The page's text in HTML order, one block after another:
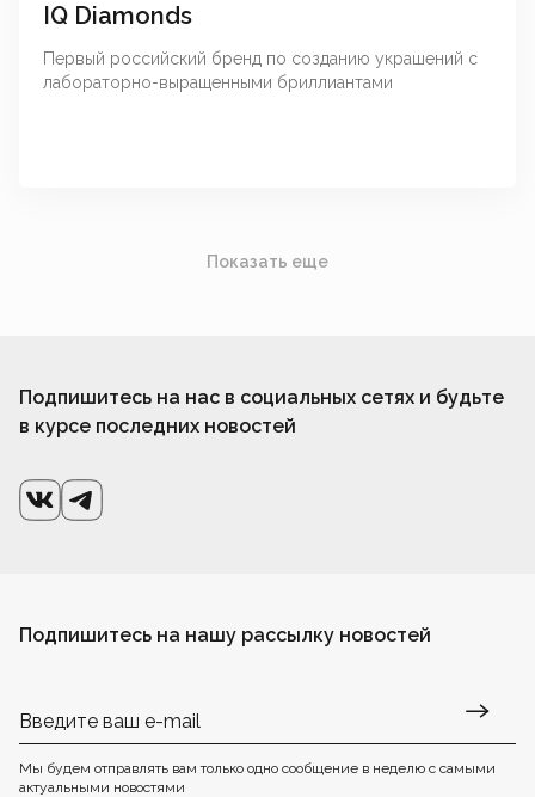
IQ Diamonds
Первый российский бренд по созданию украшений с
лабораторно-выращенными бриллиантами
Показать еще
Подпишитесь на нас в социальных сетях и будьте
в курсе последних новостей
Подпишитесь на нашу рассылку новостей
Мы будем отправлять вам только одно сообщение в неделю с самыми
актуальными новостями